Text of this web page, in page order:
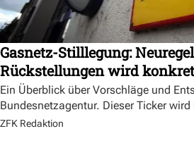
Gasnetz-Stilllegung:
Rückstellungen wird
Ein Überblick über Vorschläge und
Bundesnetzagentur. Dieser Ticker
ZFK Redaktion